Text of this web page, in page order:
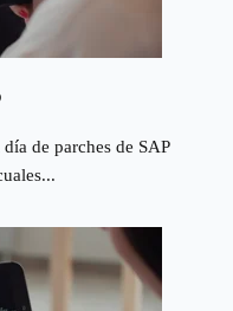
de parches de SAP